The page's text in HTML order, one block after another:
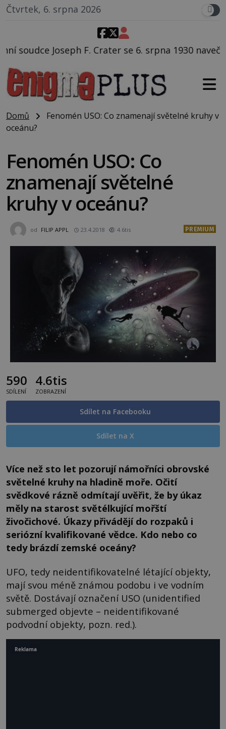
Čtvrtek, 6. srpna 2026
se 6. srpna 1930 navečeří ve své oblíbené
Domů
Fenomén USO: Co znamenají světelné kruhy v
oceánu?
Fenomén USO: Co
znamenají světelné
kruhy v oceánu?
od FILIP APPL 23.4.2018 4.6tis PREMIUM
590
SDÍLENÍ
4.6tis
ZOBRAZENÍ
Sdílet na Facebooku
Sdílet na X
Více než sto let pozorují námořníci obrovské
světelné kruhy na hladině moře. Očití
svědkové rázně odmítají uvěřit, že by úkaz
měly na starost světélkující mořští
živočichové. Úkazy přivádějí do rozpaků i
seriózní kvalifikované vědce. Kdo nebo co
tedy brázdí zemské oceány?
UFO, tedy neidentifikovatelné létající objekty,
mají svou méně známou podobu i ve vodním
světě. Dostávají označení USO (unidentified
submerged objevte – neidentifikované
podvodní objekty, pozn. red.).
Reklama